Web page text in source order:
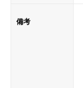
備考